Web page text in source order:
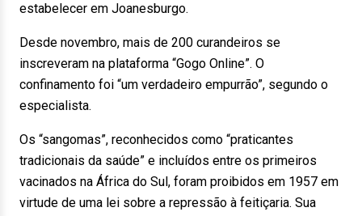
estabelecer em Joanesburgo.
Desde novembro, mais de 200 curandeiros se
inscreveram na plataforma “Gogo Online”. O
confinamento foi “um verdadeiro empurrão”, segundo o
especialista.
Os “sangomas”, reconhecidos como “praticantes
tradicionais da saúde” e incluídos entre os primeiros
vacinados na África do Sul, foram proibidos em 1957 em
virtude de uma lei sobre a repressão à feitiçaria. Sua